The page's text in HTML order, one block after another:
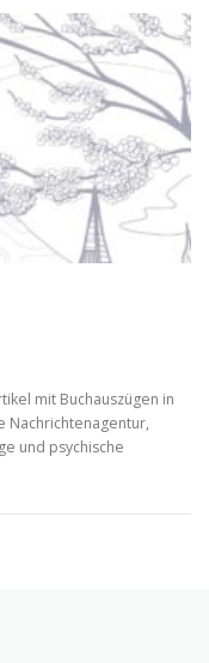
mit Buchauszügen in
Nachrichtenagentur,
und psychische